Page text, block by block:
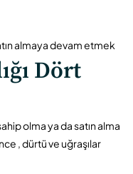
almaya devam etmek
Dört
olma ya da satın alma
, dürtü ve uğraşılar